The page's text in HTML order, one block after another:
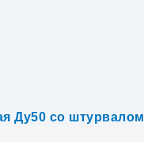
Ду50 со штурвалом